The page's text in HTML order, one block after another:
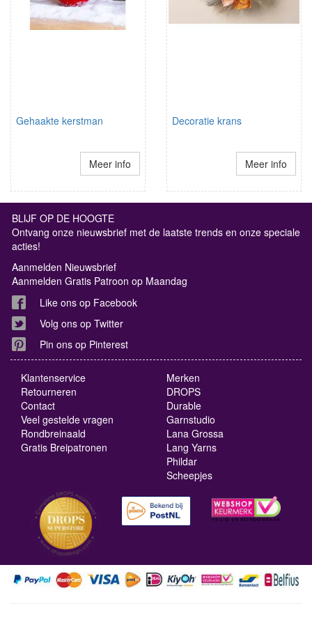
Gehaakte kerstman
Meer info
Decoratie krans
Meer info
BLIJF OP DE HOOGTE
Ontvang onze nieuwsbrief met de laatste trends en onze speciale
acties!
Aanmelden Nieuwsbrief
Aanmelden Gratis Patroon op Maandag
Like ons op Facebook
Volg ons op Twitter
Pin ons op Pinterest
Klantenservice
Retourneren
Contact
Veel gestelde vragen
Rondbreinaald
Gratis Breipatronen
Merken
DROPS
Durable
Garnstudio
Lana Grossa
Lang Yarns
Phildar
Scheepjes